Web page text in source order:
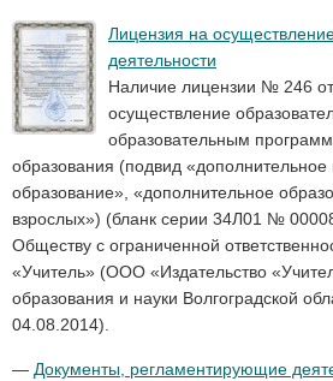
Лицензия на
деятельности
Наличие лицензии № 246 от
осуществление
образовательным
образования (подвид
образование», «дополнительное
взрослых») (бланк серии 34Л01 №
Обществу с ограниченной
«Учитель» (ООО «Издательство
образования и науки Волгоградской
04.08.2014).
— Документы, регламентирующие